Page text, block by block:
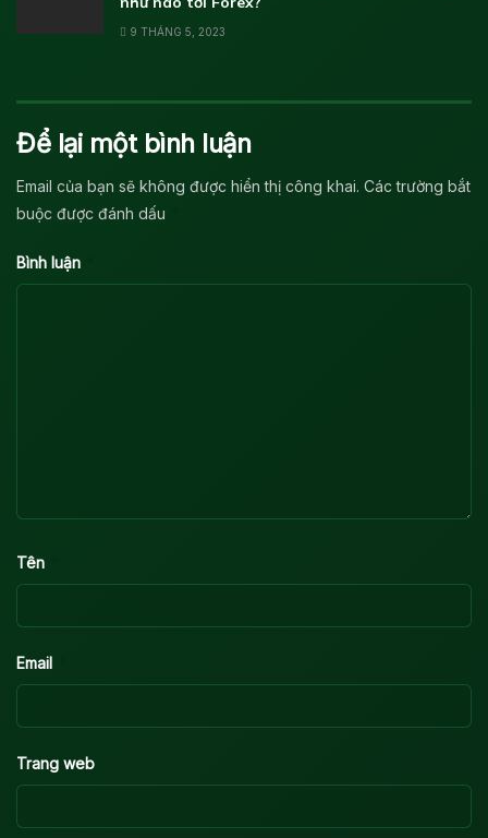
9 THÁNG 5, 2023
Để lại một bình luận
Email của bạn sẽ không được hiển thị công khai. Các trường bắt
buộc được đánh dấu
Bình luận
Tên
Email
Trang web